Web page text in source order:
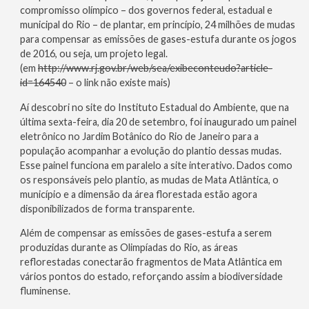
compromisso olímpico – dos governos federal, estadual e
municipal do Rio – de plantar, em princípio, 24 milhões de mudas
para compensar as emissões de gases-estufa durante os jogos
de 2016, ou seja, um projeto legal.
(emhttp://www.rj.gov.br/web/sea/exibeconteudo?article-
id=164540 – o link não existe mais)
Aí descobri no site do Instituto Estadual do Ambiente, que na
última sexta-feira, dia 20 de setembro, foi inaugurado um painel
eletrônico no Jardim Botânico do Rio de Janeiro para a
população acompanhar a evolução do plantio dessas mudas.
Esse painel funciona em paralelo a site interativo. Dados como
os responsáveis pelo plantio, as mudas de Mata Atlântica, o
município e a dimensão da área florestada estão agora
disponibilizados de forma transparente.
Além de compensar as emissões de gases-estufa a serem
produzidas durante as Olimpíadas do Rio, as áreas
reflorestadas conectarão fragmentos de Mata Atlântica em
vários pontos do estado, reforçando assim a biodiversidade
fluminense.